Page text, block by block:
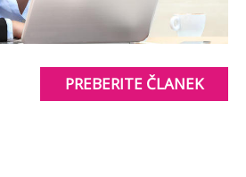
PREBERITE ČLANEK